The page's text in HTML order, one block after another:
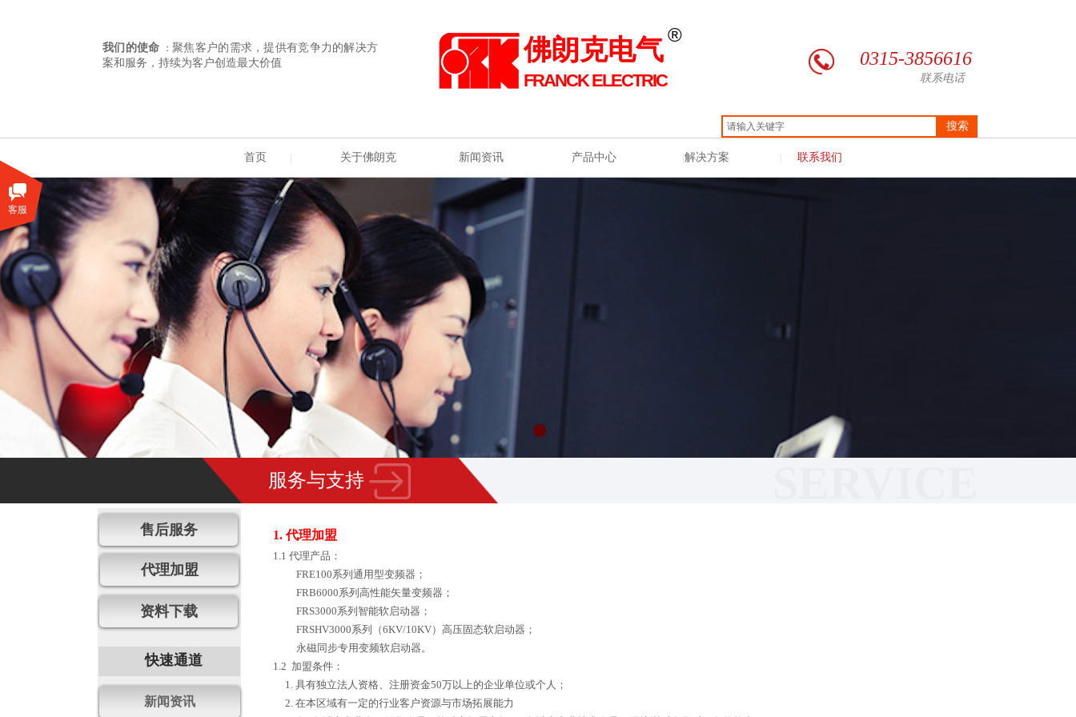
搜索
首页 关于佛朗克 新闻资讯 产品中心 解决方案 联系我们
佛朗克电气
FRANCK ELECTRIC
®
0315-3856616
联系电话
|
我们的使命 ：聚焦客户的需求，提供有竞争力的解决方
案和服务，持续为客户创造最大价值
| |
服务与支持
售后服务 1. 代理加盟
1.1 代理产品：
FRE100系列通用型变频器；
FRB6000系列高性能矢量变频器；
FRS3000系列智能软启动器；
FRSHV3000系列（6KV/10KV）高压固态软启动器；
永磁同步专用变频软启动器。
1.2 加盟条件：
1. 具有独立法人资格、注册资金50万以上的企业单位或个人；
2. 在本区域有一定的行业客户资源与市场拓展能力
代理加盟
资料下载
快速通道
新闻资讯
客服